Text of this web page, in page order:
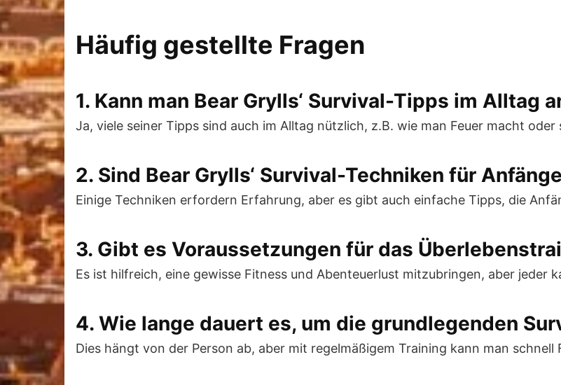
Häufig gestellte Fragen
1. Kann man Bear Grylls‘ Survival-Tipps im Alltag
Ja, viele seiner Tipps sind auch im Alltag nützlich, z.B. wie man Feuer macht
2. Sind Bear Grylls‘ Survival-Techniken für
Einige Techniken erfordern Erfahrung, aber es gibt auch einfache Tipps, die
3. Gibt es Voraussetzungen für das
Es ist hilfreich, eine gewisse Fitness und Abenteuerlust mitzubringen, aber jeder
4. Wie lange dauert es, um die grundlegenden
Dies hängt von der Person ab, aber mit regelmäßigem Training kann man